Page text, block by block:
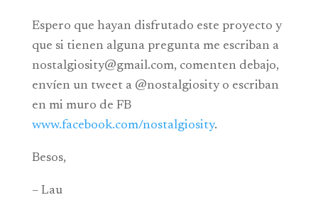
Espero que hayan disfrutado este proyecto y
que si tienen alguna pregunta me escriban a
nostalgiosity@gmail.com, comenten debajo,
envíen un tweet a @nostalgiosity o escriban
en mi muro de FB
www.facebook.com/nostalgiosity.
Besos,
– Lau